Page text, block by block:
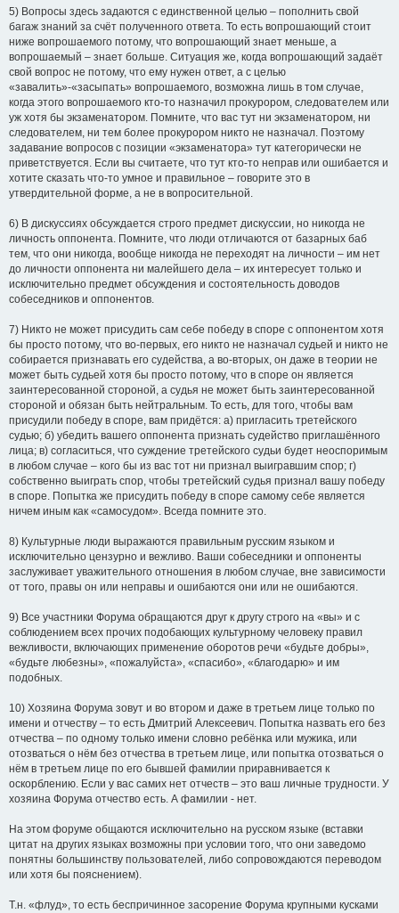
5) Вопросы здесь задаются с единственной целью – пополнить свой
багаж знаний за счёт полученного ответа. То есть вопрошающий стоит
ниже вопрошаемого потому, что вопрошающий знает меньше, а
вопрошаемый – знает больше. Ситуация же, когда вопрошающий задаёт
свой вопрос не потому, что ему нужен ответ, а с целью
«завалить»-«засыпать» вопрошаемого, возможна лишь в том случае,
когда этого вопрошаемого кто-то назначил прокурором, следователем или
уж хотя бы экзаменатором. Помните, что вас тут ни экзаменатором, ни
следователем, ни тем более прокурором никто не назначал. Поэтому
задавание вопросов с позиции «экзаменатора» тут категорически не
приветствуется. Если вы считаете, что тут кто-то неправ или ошибается и
хотите сказать что-то умное и правильное – говорите это в
утвердительной форме, а не в вопросительной.
6) В дискуссиях обсуждается строго предмет дискуссии, но никогда не
личность оппонента. Помните, что люди отличаются от базарных баб
тем, что они никогда, вообще никогда не переходят на личности – им нет
до личности оппонента ни малейшего дела – их интересует только и
исключительно предмет обсуждения и состоятельность доводов
собеседников и оппонентов.
7) Никто не может присудить сам себе победу в споре с оппонентом хотя
бы просто потому, что во-первых, его никто не назначал судьей и никто не
собирается признавать его судейства, а во-вторых, он даже в теории не
может быть судьей хотя бы просто потому, что в споре он является
заинтересованной стороной, а судья не может быть заинтересованной
стороной и обязан быть нейтральным. То есть, для того, чтобы вам
присудили победу в споре, вам придётся: а) пригласить третейского
судью; б) убедить вашего оппонента признать судейство приглашённого
лица; в) согласиться, что суждение третейского судьи будет неоспоримым
в любом случае – кого бы из вас тот ни признал выигравшим спор; г)
собственно выиграть спор, чтобы третейский судья признал вашу победу
в споре. Попытка же присудить победу в споре самому себе является
ничем иным как «самосудом». Всегда помните это.
8) Культурные люди выражаются правильным русским языком и
исключительно цензурно и вежливо. Ваши собеседники и оппоненты
заслуживает уважительного отношения в любом случае, вне зависимости
от того, правы он или неправы и ошибаются они или не ошибаются.
9) Все участники Форума обращаются друг к другу строго на «вы» и с
соблюдением всех прочих подобающих культурному человеку правил
вежливости, включающих применение оборотов речи «будьте добры»,
«будьте любезны», «пожалуйста», «спасибо», «благодарю» и им
подобных.
10) Хозяина Форума зовут и во втором и даже в третьем лице только по
имени и отчеству – то есть Дмитрий Алексеевич. Попытка назвать его без
отчества – по одному только имени словно ребёнка или мужика, или
отозваться о нём без отчества в третьем лице, или попытка отозваться о
нём в третьем лице по его бывшей фамилии приравнивается к
оскорблению. Если у вас самих нет отчеств – это ваш личные трудности. У
хозяина Форума отчество есть. А фамилии - нет.
На этом форуме общаются исключительно на русском языке (вставки
цитат на других языках возможны при условии того, что они заведомо
понятны большинству пользователей, либо сопровождаются переводом
или хотя бы пояснением).
Т.н. «флуд», то есть беспричинное засорение Форума крупными кусками